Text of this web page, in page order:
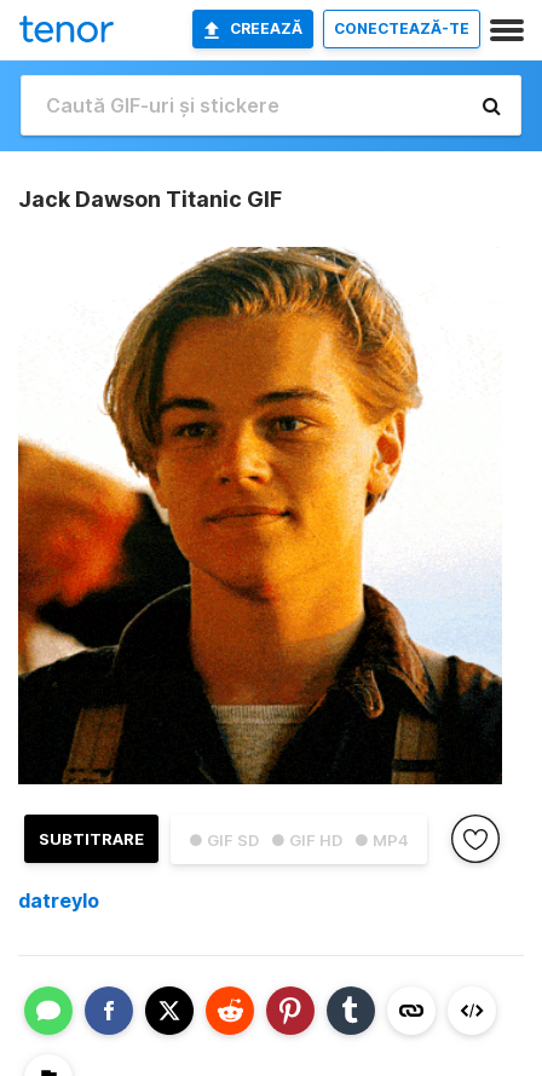
CREEAZĂ CONECTEAZĂ-TE
Jack Dawson Titanic GIF
● GIF SD ● GIF HD ● MP4
SUBTITRARE
datreylo